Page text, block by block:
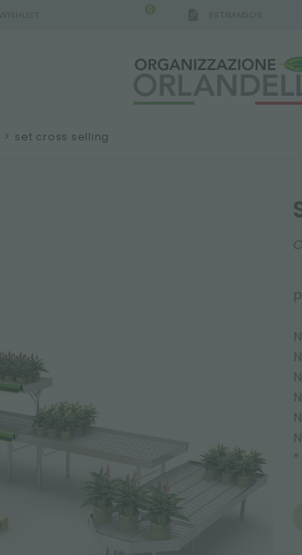
0
> set cross selling